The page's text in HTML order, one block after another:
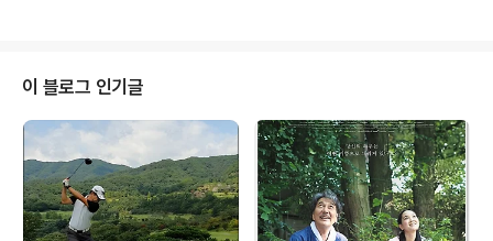
준 기간을 거쳤기에 힘을 뺄수 있게 된 것이다.결국 힘을 빼
는 것은 힘주고 노력한 이후에 얻을 수 있는 결실이다. `빼
기'란 뭔가 여분이 있는 사람에게 가능한 것이다. 아무것도
없는데 빼기를 하면 마이너스 밖에 안 된다. 무언가를 가져
야 뺄 게 있다. 열심히 한 사람이나 힘든 시간을 거친 사람
은 힘을 뺄 기회..
이 블로그 인기글